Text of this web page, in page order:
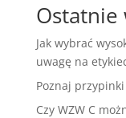
Ostatnie
Jak wybrać
uwagę na
Poznaj
Czy WZW C